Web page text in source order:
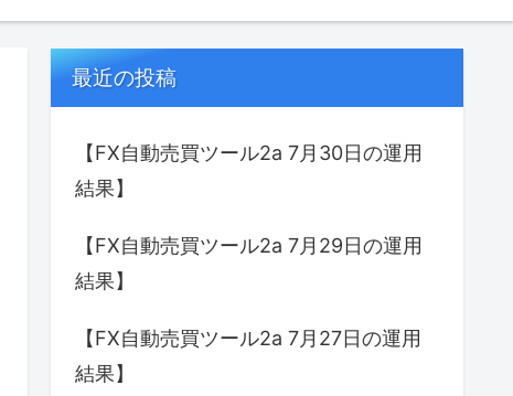
最近の投稿
【FX自動売買ツール2a 7月30日の運用
結果】
【FX自動売買ツール2a 7月29日の運用
結果】
【FX自動売買ツール2a 7月27日の運用
結果】